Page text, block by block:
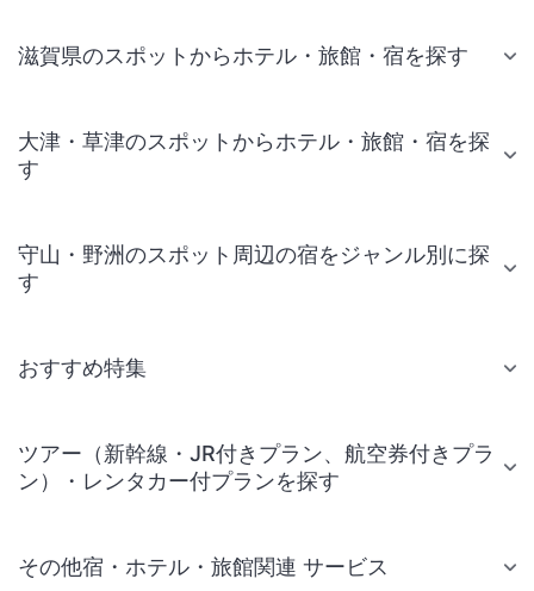
滋賀県のスポットからホテル・旅館・宿を探す
大津・草津のスポットからホテル・旅館・宿を探
す
守山・野洲のスポット周辺の宿をジャンル別に探
す
おすすめ特集
ツアー（新幹線・JR付きプラン、航空券付きプラ
ン）・レンタカー付プランを探す
その他宿・ホテル・旅館関連 サービス